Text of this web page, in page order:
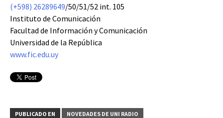
(+598) 26289649/50/51/52 int. 105
Instituto de Comunicación
Facultad de Información y Comunicación
Universidad de la República
www.fic.edu.uy
PUBLICADO EN NOVEDADES DE UNI RADIO